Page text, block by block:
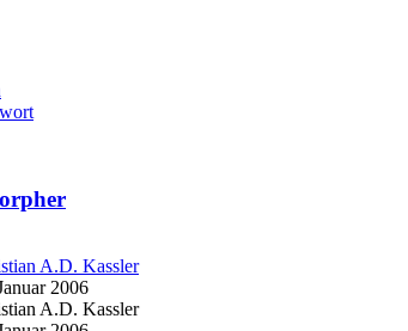
A.D. Kassler
2006
A.D. Kassler